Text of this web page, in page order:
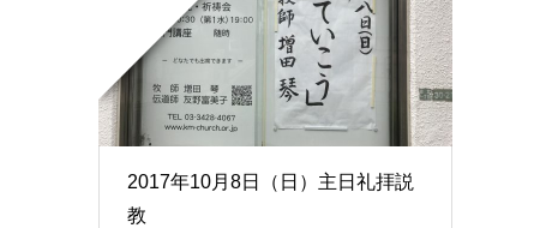
2017年10月8日（日）主日礼拝説
教